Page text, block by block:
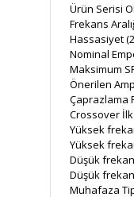
Ürün Serisi
Frekans
Hassasiyet
Nominal
Maksimum
Önerilen
Çaprazlama
Crossover
Yüksek
Yüksek
Düşük
Düşük
Muhafaza